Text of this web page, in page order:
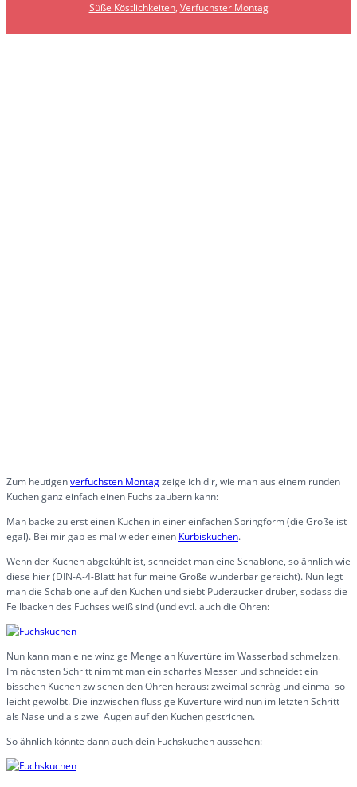
Süße Köstlichkeiten, Verfuchster Montag
Zum heutigenverfuchsten Montagzeige ich dir, wie man aus einem runden
Kuchen ganz einfach einen Fuchs zaubern kann:
Man backe zu erst einen Kuchen in einer einfachen Springform (die Größe ist
egal). Bei mir gab es mal wieder einen Kürbiskuchen.
Wenn der Kuchen abgekühlt ist, schneidet man eine Schablone, so ähnlich wie
diese hier (DIN-A-4-Blatt hat für meine Größe wunderbar gereicht). Nun legt
man die Schablone auf den Kuchen und siebt Puderzucker drüber, sodass die
Fellbacken des Fuchses weiß sind (und evtl. auch die Ohren:
Nun kann man eine winzige Menge an Kuvertüre im Wasserbad schmelzen.
Im nächsten Schritt nimmt man ein scharfes Messer und schneidet ein
bisschen Kuchen zwischen den Ohren heraus: zweimal schräg und einmal so
leicht gewölbt. Die inzwischen flüssige Kuvertüre wird nun im letzten Schritt
als Nase und als zwei Augen auf den Kuchen gestrichen.
So ähnlich könnte dann auch dein Fuchskuchen aussehen: